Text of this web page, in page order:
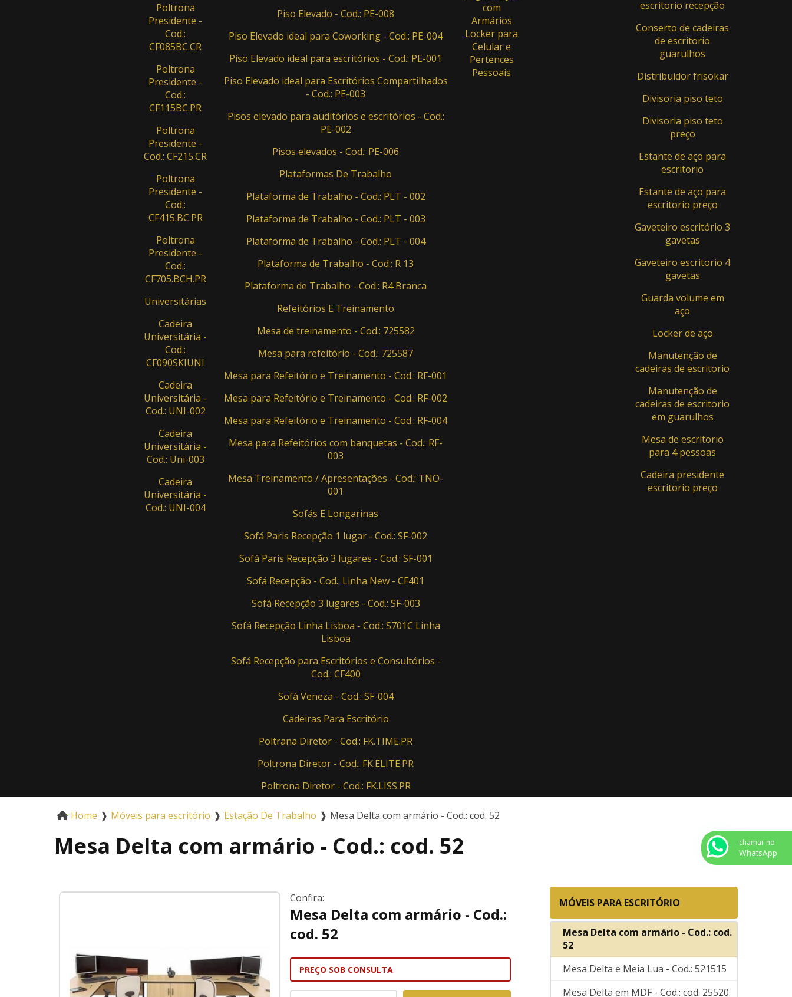
Poltrona
Presidente -
Cod.:
CF085BC.CR
Poltrona
Presidente -
Cod.:
CF115BC.PR
Poltrona
Presidente -
Cod.: CF215.CR
Poltrona
Presidente -
Cod.:
CF415.BC.PR
Poltrona
Presidente -
Cod.:
CF705.BCH.PR
Universitárias
Cadeira
Universitária -
Cod.:
CF090SKIUNI
Cadeira
Universitária -
Cod.: UNI-002
Cadeira
Universitária -
Cod.: Uni-003
Cadeira
Universitária -
Cod.: UNI-004
Piso Elevado - Cod.: PE-008
Piso Elevado ideal para Coworking - Cod.: PE-004
Piso Elevado ideal para escritórios - Cod.: PE-001
Piso Elevado ideal para Escritórios Compartilhados
- Cod.: PE-003
Pisos elevado para auditórios e escritórios - Cod.:
PE-002
Pisos elevados - Cod.: PE-006
Plataformas De Trabalho
Plataforma de Trabalho - Cod.: PLT - 002
Plataforma de Trabalho - Cod.: PLT - 003
Plataforma de Trabalho - Cod.: PLT - 004
Plataforma de Trabalho - Cod.: R 13
Plataforma de Trabalho - Cod.: R4 Branca
Refeitórios E Treinamento
Mesa de treinamento - Cod.: 725582
Mesa para refeitório - Cod.: 725587
Mesa para Refeitório e Treinamento - Cod.: RF-001
Mesa para Refeitório e Treinamento - Cod.: RF-002
Mesa para Refeitório e Treinamento - Cod.: RF-004
Mesa para Refeitórios com banquetas - Cod.: RF-
003
Mesa Treinamento / Apresentações - Cod.: TNO-
001
Sofás E Longarinas
Sofá Paris Recepção 1 lugar - Cod.: SF-002
Sofá Paris Recepção 3 lugares - Cod.: SF-001
Sofá Recepção - Cod.: Linha New - CF401
Sofá Recepção 3 lugares - Cod.: SF-003
Sofá Recepção Linha Lisboa - Cod.: S701C Linha
Lisboa
Sofá Recepção para Escritórios e Consultórios -
Cod.: CF400
Sofá Veneza - Cod.: SF-004
Cadeiras Para Escritório
Poltrana Diretor - Cod.: FK.TIME.PR
Poltrona Diretor - Cod.: FK.ELITE.PR
Poltrona Diretor - Cod.: FK.LISS.PR
com
Armários
Locker para
Celular e
Pertences
Pessoais
escritorio recepção
Conserto de cadeiras
de escritorio
guarulhos
Distribuidor frisokar
Divisoria piso teto
Divisoria piso teto
preço
Estante de aço para
escritorio
Estante de aço para
escritorio preço
Gaveteiro escritório 3
gavetas
Gaveteiro escritorio 4
gavetas
Guarda volume em
aço
Locker de aço
Manutenção de
cadeiras de escritorio
Manutenção de
cadeiras de escritorio
em guarulhos
Mesa de escritorio
para 4 pessoas
Cadeira presidente
escritorio preço
Home ❱ Móveis para escritório ❱ Estação De Trabalho ❱ Mesa Delta com armário - Cod.: cod. 52
Mesa Delta com armário - Cod.: cod. 52
Confira:
Mesa Delta com armário - Cod.:
cod. 52
PREÇO SOB CONSULTA
MÓVEIS PARA ESCRITÓRIO
Balcão Recepção - Cod.: BC - 001
Balcão Recepção - Cod.: BC - 004
Balcão Recepção - Cod.: BC - 005
Balcão Recepção - Cod.: BC - 007
Balcão Recepção - Cod.: BC-002
Poltrana Diretor - Cod.: FK.TIME.PR
Poltrona Diretor - Cod.: FK.ELITE.PR
Poltrona Diretor - Cod.: FK.LISS.PR
Call Center - Cod.: Call 007
Mesa Delta - Cod.: cod. 781414
Mesa Delta 120º - Cod.: cod.78120
Mesa Delta com armário - Cod.: cod.
52
Mesa Delta e Meia Lua - Cod.: 521515
Mesa Delta em MDF - Cod.: cod. 25520
chamar no
WhatsApp